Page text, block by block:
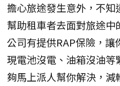
擔心旅途發生意外，不
幫助租車者去面對旅途
公司有提供RAP保險，讓
現電池沒電、油箱沒油
夠馬上派人幫你解決，減